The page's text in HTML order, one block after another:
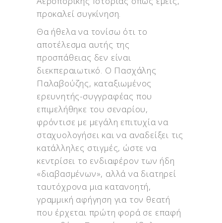
προκαλεί συγκίνηση.
Θα ήθελα να τονίσω ότι το
αποτέλεσμα αυτής της
προσπάθειας δεν είναι
διεκπεραιωτικό. Ο Πασχάλης
Παλαβούζης, καταξιωμένος
ερευνητής-συγγραφέας που
επιμελήθηκε του σεναρίου,
φρόντισε με μεγάλη επιτυχία να
σταχυολογήσει και να αναδείξει τις
κατάλληλες στιγμές, ώστε να
κεντρίσει το ενδιαφέρον των ήδη
«διαβασμένων», αλλά να διατηρεί
ταυτόχρονα μια κατανοητή,
γραμμική αφήγηση για τον θεατή
που έρχεται πρώτη φορά σε επαφή